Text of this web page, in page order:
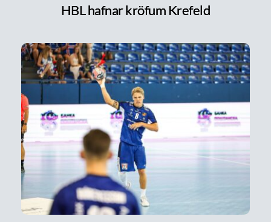
HBL hafnar kröfum Krefeld